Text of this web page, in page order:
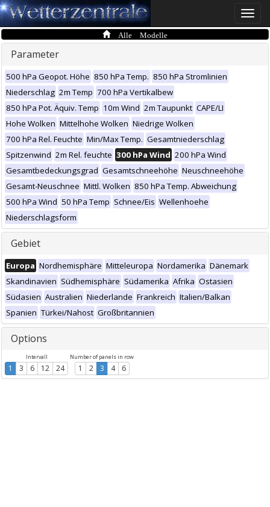
Toggle
Alle Modelle
Parameter
500 hPa Geopot. Höhe 850 hPa Temp. 850 hPa Stromlinien
Niederschlag 2m Temp 700 hPa Vertikalbew
850 hPa Pot. Äquiv. Temp 10m Wind 2m Taupunkt CAPE/LI
Hohe Wolken Mittelhohe Wolken Niedrige Wolken
700 hPa Rel. Feuchte Min/Max Temp. Gesamtniederschlag
Spitzenwind 2m Rel. feuchte 300 hPa Wind 200 hPa Wind
Gesamtbedeckungsgrad Gesamtschneehöhe Neuschneehöhe
Gesamt-Neuschnee Mittl. Wolken 850 hPa Temp. Abweichung
500 hPa Wind 50 hPa Temp Schnee/Eis Wellenhoehe
Niederschlagsform
Gebiet
Europa Nordhemisphäre Mitteleuropa Nordamerika Dänemark
Skandinavien Südhemisphäre Südamerika Afrika Ostasien
Südasien Australien Niederlande Frankreich Italien/Balkan
Spanien Türkei/Nahost Großbritannien
Options
Intervall
1 3 6 12 24
Number of panels in row
1 2 3 4 6